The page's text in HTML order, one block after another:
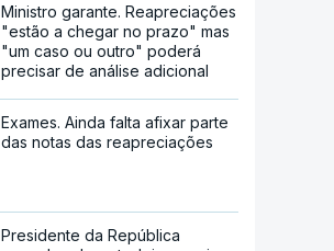
Ministro garante. Reapreciações
"estão a chegar no prazo" mas
"um caso ou outro" poderá
precisar de análise adicional
Exames. Ainda falta afixar parte
das notas das reapreciações
Presidente da República